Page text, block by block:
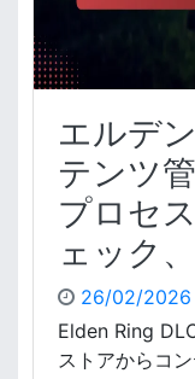
a
t
o
n
コ
ー
の
問
題
エルデ
テンツ
プロセ
ェック
26/02/2026
Elden Ring
ストアからコ